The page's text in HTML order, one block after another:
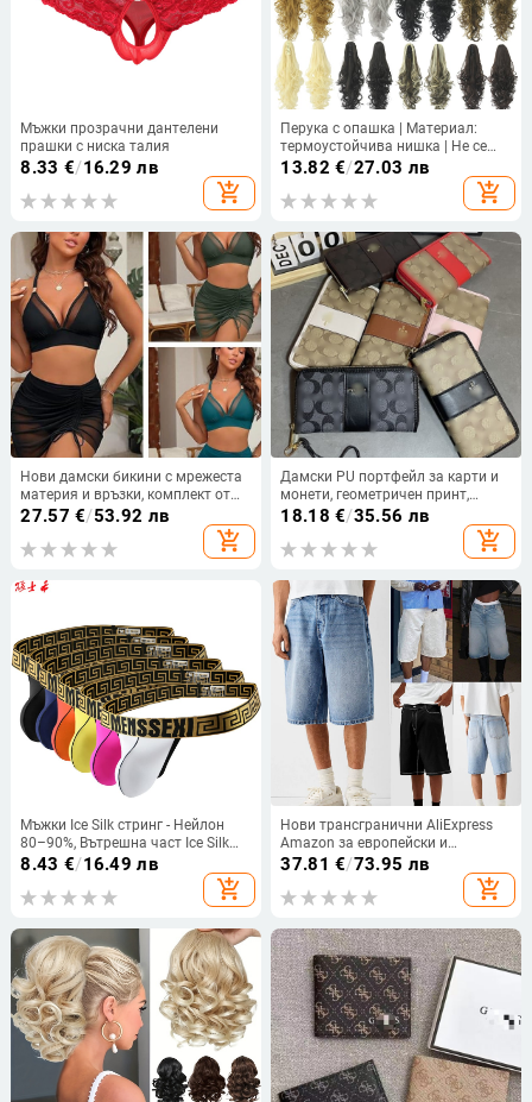
Мъжки прозрачни дантелени
прашки с ниска талия
8.33 €/16.29 лв
add_shopping_cart
Перука с опашка | Материал:
термоустойчива нишка | Не се
боядисва с горещи багрила |
Възможно частно етикетиране
13.82 €/27.03 лв
add_shopping_cart
Нови дамски бикини с мрежеста
материя и връзки, комплект от
три части, европейски стил
27.57 €/53.92 лв
add_shopping_cart
Дамски PU портфейл за карти и
монети, геометричен принт,
ултра лек, ежедневна употреба,
18.18 €/35.56 лв
add_shopping_cart
Мъжки Ice Silk стринг - Нейлон
80–90%, Вътрешна част Ice Silk
80–90%, Ниска талия, Едноцветен
8.43 €/16.49 лв
add_shopping_cart
Нови трансгранични AliExpress
Amazon за европейски и
американски мъжки
четирицветни еластични дънкови
шорти с пет цвята Дънкови
37.81 €/73.95 лв
add_shopping_cart